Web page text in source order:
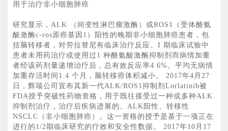
用于治疗非小细胞肺癌
研究显示，ALK （间变性淋巴瘤激酶）或ROS1（受体酪氨
酸激酶c-ros原癌基因1）阳性的晚期非小细胞肺癌患者，包
括脑转移者，对劳拉替尼有临床治疗反应。I 期临床试验中
患者未用药治疗或使用过1 种酪氨酸激酶抑制剂而病情加重
者经该药剂量递增治疗后，总有效反应率4 6%。平均无病情
加重存活时间1.4 个月，脑转移癌体积减小。 2017年4月27
日，辉瑞公司宣布其新一代ALK/ROS1抑制剂Lorlatinib被
FDA授予突破性药物资格，用于既往接受过一种或多种ALK
抑制剂治疗，治疗后疾病进展的、ALK阳性、转移性
NSCLC（非小细胞肺癌）。这一资格的授予是基于一项正在
进行的1/2期临床研究的疗效和安全性数据。 2017年10月17